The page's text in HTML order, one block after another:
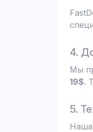
4.
Мы
19$.
5.
Наша